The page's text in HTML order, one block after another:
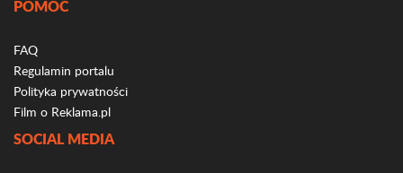
POMOC
FAQ
Regulamin portalu
Polityka prywatności
Film o Reklama.pl
SOCIAL MEDIA